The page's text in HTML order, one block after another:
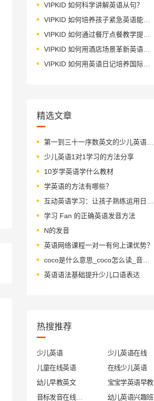
VIPKID 如何科学讲解英语从句？
VIPKID 如何培养孩子紧急英语能力？
VIPKID 如何通过餐厅点餐教学提升少儿英语应用能力？
VIPKID 如何用酒店场景革新英语教学？
VIPKID 如何用英语日记培养国际化人才？
精选文章
第一到三十一序数英文的少儿英语歌曲与童谣
少儿英语1对1学习的方法分享
10岁学英语学什么教材
学英语的方法有哪些？
学习 Fan 的正确英语发音方法
N的发音
英语网络课程一对一有何上课优势？
coco是什么意思_coco怎么读_音标'kəʊkəʊ
英语语法基础提升少儿口语表达
热搜推荐
少儿英语
少儿英语在线
儿童在线英语
在线少儿英语
幼儿早教英文
宝宝学英语早教
幼儿英语兴趣班